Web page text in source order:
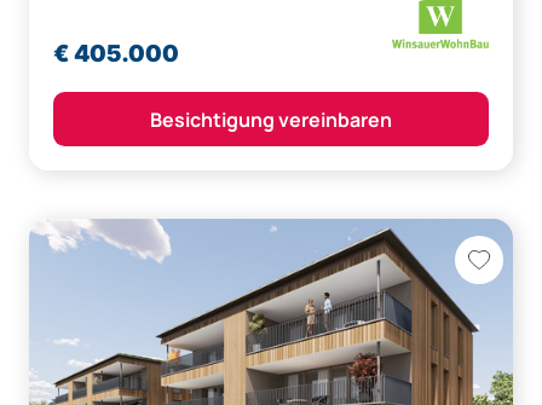
€ 405.000
Besichtigung vereinbaren